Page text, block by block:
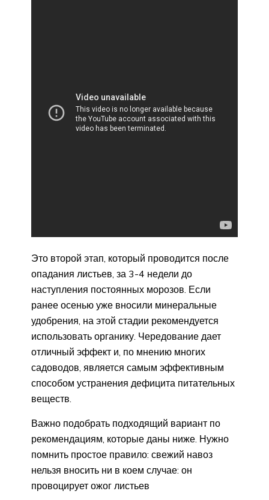
Это второй этап, который проводится после
опадания листьев, за 3-4 недели до
наступления постоянных морозов. Если
ранее осенью уже вносили минеральные
удобрения, на этой стадии рекомендуется
использовать органику. Чередование дает
отличный эффект и, по мнению многих
садоводов, является самым эффективным
способом устранения дефицита питательных
веществ.
Важно подобрать подходящий вариант по
рекомендациям, которые даны ниже. Нужно
помнить простое правило: свежий навоз
нельзя вносить ни в коем случае: он
провоцирует ожог листьев